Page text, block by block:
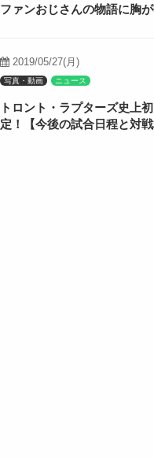
ファンおじさんの物語に胸
2019/05/27(月)
写真・動画 ニュース
トロント・ラプターズ史上
定！【今後の試合日程と対戦